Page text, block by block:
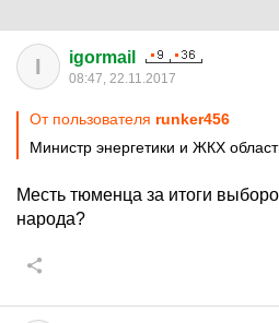
I igormail
08:47, 22.11.2017
От пользователя runker456
Министр энергетики и ЖКХ
Месть тюменца за итоги
народа?